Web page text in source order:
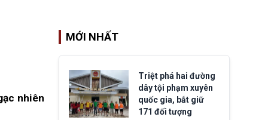
nhiên
MỚI NHẤT
Triệt phá hai đường
dây tội phạm xuyên
quốc gia, bắt giữ
171 đối tượng